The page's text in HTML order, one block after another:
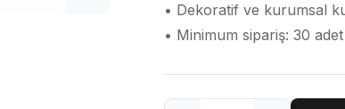
• Dekoratif ve kurumsal
• Minimum sipariş: 30 adet